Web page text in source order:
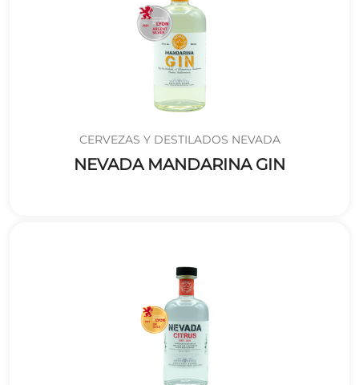
CERVEZAS Y DESTILADOS NEVADA
NEVADA MANDARINA GIN